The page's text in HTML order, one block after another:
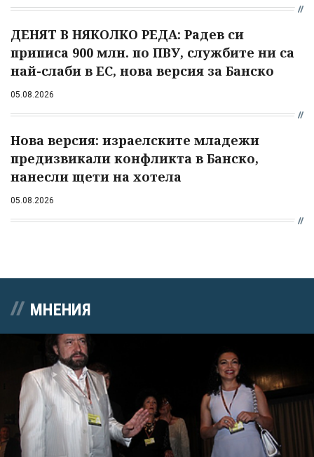
ДЕНЯТ В НЯКОЛКО РЕДА: Радев си
приписа 900 млн. по ПВУ, службите ни са
най-слаби в ЕС, нова версия за Банско
05.08.2026
Нова версия: израелските младежи
предизвикали конфликта в Банско,
нанесли щети на хотела
05.08.2026
МНЕНИЯ